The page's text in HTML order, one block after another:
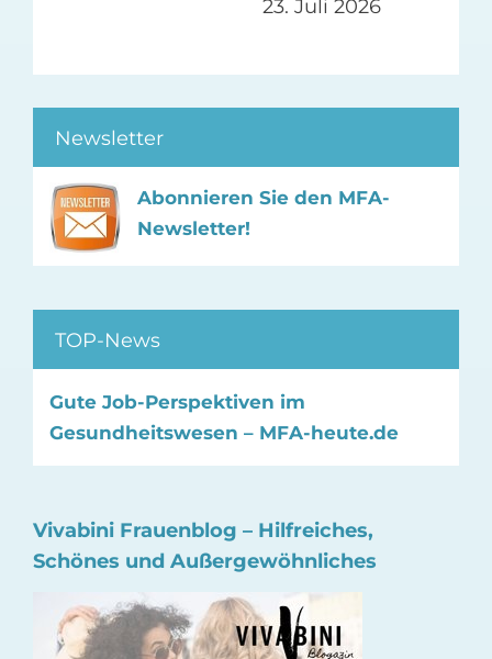
23. Juli 2026
Newsletter
Abonnieren Sie den MFA-
Newsletter!
TOP-News
Gute Job-Perspektiven im
Gesundheitswesen – MFA-heute.de
Vivabini Frauenblog – Hilfreiches,
Schönes und Außergewöhnliches